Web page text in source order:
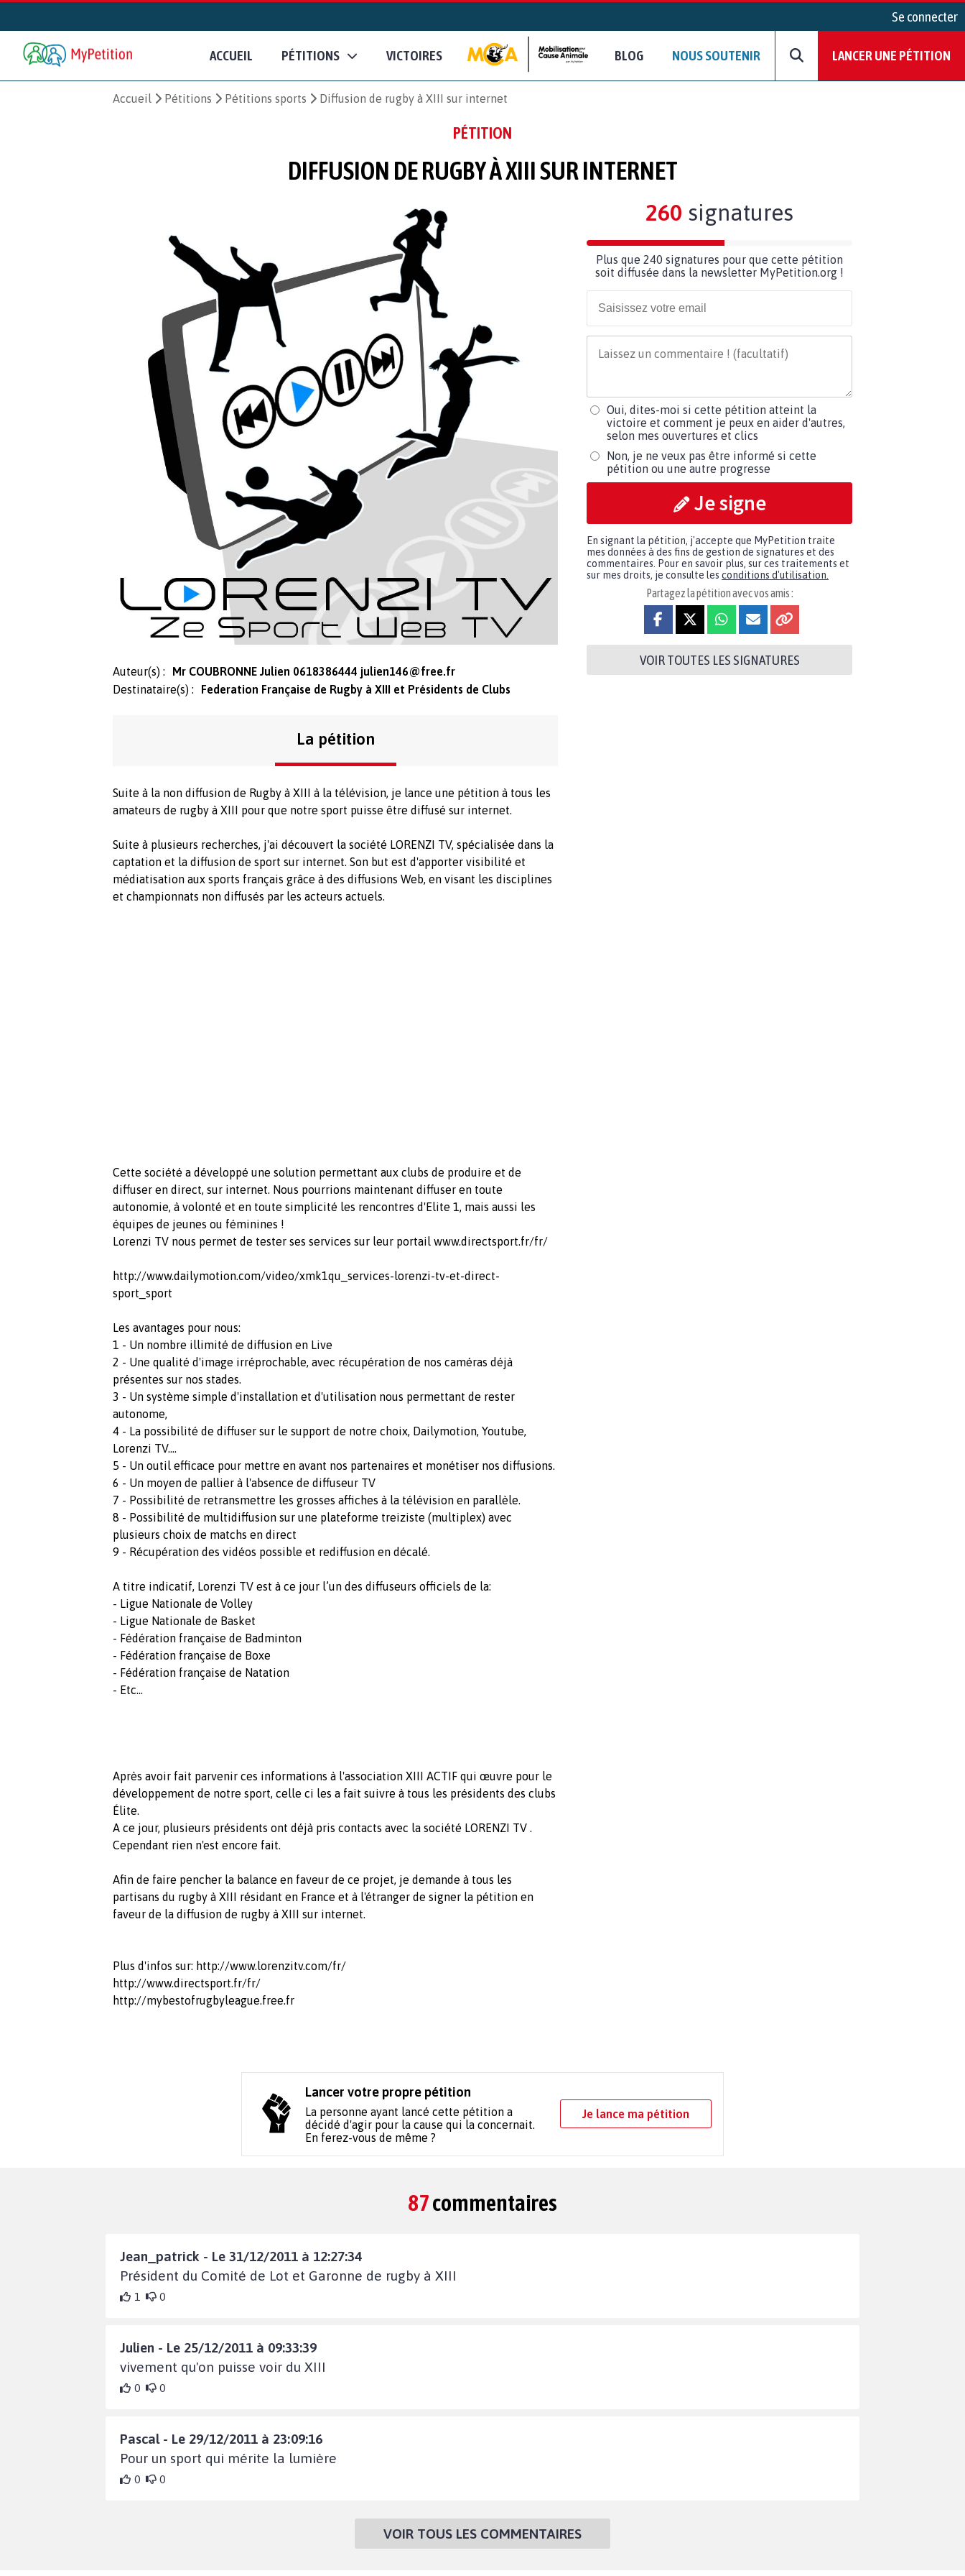
Se connecter
ACCUEIL PÉTITIONS VICTOIRES BLOG NOUS SOUTENIR LANCER UNE PÉTITION
Accueil Pétitions Pétitions sports Diffusion de rugby à XIII sur internet
PÉTITION
DIFFUSION DE RUGBY À XIII SUR INTERNET
Auteur(s) : Mr COUBRONNE Julien 0618386444 julien146@free.fr
Destinataire(s) :
Federation Française de Rugby à XIII et Présidents de Clubs
La pétition
Suite à la non diffusion de Rugby à XIII à la télévision, je lance une pétition à tous les
amateurs de rugby à XIII pour que notre sport puisse être diffusé sur internet.
Suite à plusieurs recherches, j'ai découvert la société LORENZI TV, spécialisée dans la
captation et la diffusion de sport sur internet. Son but est d'apporter visibilité et
médiatisation aux sports français grâce à des diffusions Web, en visant les disciplines
et championnats non diffusés par les acteurs actuels.
Cette société a développé une solution permettant aux clubs de produire et de
diffuser en direct, sur internet. Nous pourrions maintenant diffuser en toute
autonomie, à volonté et en toute simplicité les rencontres d'Elite 1, mais aussi les
équipes de jeunes ou féminines !
Lorenzi TV nous permet de tester ses services sur leur portail www.directsport.fr/fr/
http://www.dailymotion.com/video/xmk1qu_services-lorenzi-tv-et-direct-
sport_sport
Les avantages pour nous:
1 - Un nombre illimité de diffusion en Live
2 - Une qualité d'image irréprochable, avec récupération de nos caméras déjà
présentes sur nos stades.
3 - Un système simple d'installation et d'utilisation nous permettant de rester
autonome,
4 - La possibilité de diffuser sur le support de notre choix, Dailymotion, Youtube,
Lorenzi TV....
5 - Un outil efficace pour mettre en avant nos partenaires et monétiser nos diffusions.
6 - Un moyen de pallier à l'absence de diffuseur TV
7 - Possibilité de retransmettre les grosses affiches à la télévision en parallèle.
8 - Possibilité de multidiffusion sur une plateforme treiziste (multiplex) avec
plusieurs choix de matchs en direct
9 - Récupération des vidéos possible et rediffusion en décalé.
A titre indicatif, Lorenzi TV est à ce jour l’un des diffuseurs officiels de la:
- Ligue Nationale de Volley
- Ligue Nationale de Basket
- Fédération française de Badminton
- Fédération française de Boxe
- Fédération française de Natation
- Etc...
Après avoir fait parvenir ces informations à l'association XIII ACTIF qui œuvre pour le
développement de notre sport, celle ci les a fait suivre à tous les présidents des clubs
Élite.
A ce jour, plusieurs présidents ont déjà pris contacts avec la société LORENZI TV .
Cependant rien n'est encore fait.
Afin de faire pencher la balance en faveur de ce projet, je demande à tous les
partisans du rugby à XIII résidant en France et à l'étranger de signer la pétition en
faveur de la diffusion de rugby à XIII sur internet.
Plus d'infos sur: http://www.lorenzitv.com/fr/
http://www.directsport.fr/fr/
http://mybestofrugbyleague.free.fr
260 signatures
Plus que 240 signatures pour que cette pétition
soit diffusée dans la newsletter MyPetition.org !
Oui, dites-moi si cette pétition atteint la
victoire et comment je peux en aider d'autres,
selon mes ouvertures et clics
Non, je ne veux pas être informé si cette
pétition ou une autre progresse
Je signe
En signant la pétition, j'accepte que MyPetition traite
mes données à des fins de gestion de signatures et des
commentaires. Pour en savoir plus, sur ces traitements et
sur mes droits, je consulte les conditions d'utilisation.
Partagez la pétition avec vos amis :
VOIR TOUTES LES SIGNATURES
Lancer votre propre pétition
La personne ayant lancé cette pétition a
décidé d'agir pour la cause qui la concernait.
En ferez-vous de même ?
Je lance ma pétition
87commentaires
Jean_patrick - Le 31/12/2011 à 12:27:34
Président du Comité de Lot et Garonne de rugby à XIII
1 0
Julien - Le 25/12/2011 à 09:33:39
vivement qu'on puisse voir du XIII
0 0
Pascal - Le 29/12/2011 à 23:09:16
Pour un sport qui mérite la lumière
0 0
VOIR TOUS LES COMMENTAIRES